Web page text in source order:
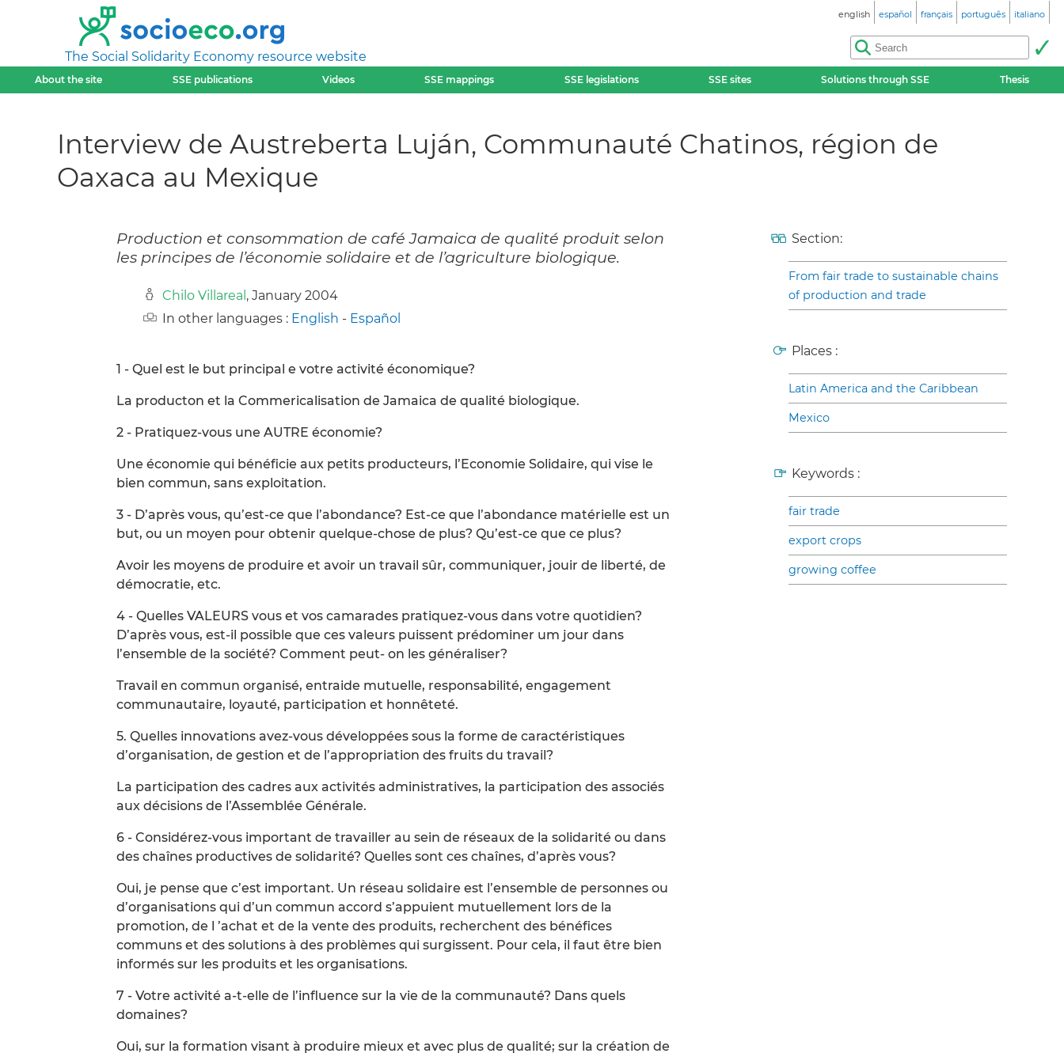
The Social Solidarity Economy resource website
english español français português italiano
About the site SSE publications Videos SSE mappings SSE legislations SSE sites Solutions through SSE Thesis
Interview de Austreberta Luján, Communauté Chatinos, région de
Oaxaca au Mexique
Production et consommation de café Jamaica de qualité produit selon
les principes de l’économie solidaire et de l’agriculture biologique.
Chilo Villareal , January 2004
In other languages : English - Español
1 - Quel est le but principal e votre activité économique?
La producton et la Commericalisation de Jamaica de qualité biologique.
2 - Pratiquez-vous une AUTRE économie?
Une économie qui bénéficie aux petits producteurs, l’Economie Solidaire, qui vise le
bien commun, sans exploitation.
3 - D’après vous, qu’est-ce que l’abondance? Est-ce que l’abondance matérielle est un
but, ou un moyen pour obtenir quelque-chose de plus? Qu’est-ce que ce plus?
Avoir les moyens de produire et avoir un travail sûr, communiquer, jouir de liberté, de
démocratie, etc.
4 - Quelles VALEURS vous et vos camarades pratiquez-vous dans votre quotidien?
D’après vous, est-il possible que ces valeurs puissent prédominer um jour dans
l’ensemble de la société? Comment peut- on les généraliser?
Travail en commun organisé, entraide mutuelle, responsabilité, engagement
communautaire, loyauté, participation et honnêteté.
5. Quelles innovations avez-vous développées sous la forme de caractéristiques
d’organisation, de gestion et de l’appropriation des fruits du travail?
La participation des cadres aux activités administratives, la participation des associés
aux décisions de l’Assemblée Générale.
6 - Considérez-vous important de travailler au sein de réseaux de la solidarité ou dans
des chaînes productives de solidarité? Quelles sont ces chaînes, d’après vous?
Oui, je pense que c’est important. Un réseau solidaire est l’ensemble de personnes ou
d’organisations qui d’un commun accord s’appuient mutuellement lors de la
promotion, de l ’achat et de la vente des produits, recherchent des bénéfices
communs et des solutions à des problèmes qui surgissent. Pour cela, il faut être bien
informés sur les produits et les organisations.
7 - Votre activité a-t-elle de l’influence sur la vie de la communauté? Dans quels
domaines?
Oui, sur la formation visant à produire mieux et avec plus de qualité; sur la création de
Section:
From fair trade to sustainable chains
of production and trade
Places :
Latin America and the Caribbean
Mexico
Keywords :
fair trade
export crops
growing coffee